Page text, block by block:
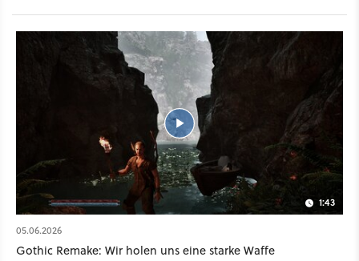
1:43
05.06.2026
Gothic Remake: Wir holen uns eine starke Waffe